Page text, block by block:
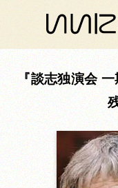
談志独演会